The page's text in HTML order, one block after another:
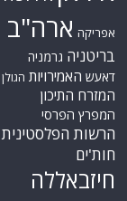
אפריקה ארה"ב
בריטניה גרמניה
דאעש האמירויות הגולן
המזרח התיכון
המפרץ הפרסי
הרשות הפלסטינית
חות'ים
חיזבאללה